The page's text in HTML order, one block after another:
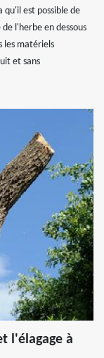
qu'il est possible de
l'herbe en dessous
les matériels
et sans
l'élagage à